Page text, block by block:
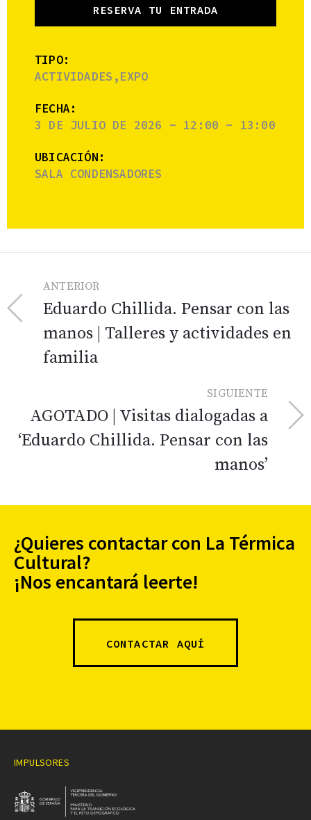
RESERVA TU ENTRADA
TIPO:
ACTIVIDADES,EXPO
FECHA:
3 DE JULIO DE 2026 - 12:00 - 13:00
UBICACIÓN:
SALA CONDENSADORES
ANTERIOR
Eduardo Chillida. Pensar con las
manos | Talleres y actividades en
familia
SIGUIENTE
AGOTADO | Visitas dialogadas a
‘Eduardo Chillida. Pensar con las
manos’
¿Quieres contactar con La Térmica
Cultural?
¡Nos encantará leerte!
CONTACTAR AQUÍ
IMPULSORES